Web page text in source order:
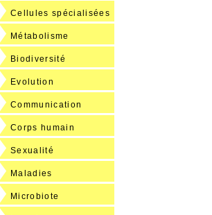
Cellules spécialisées
Métabolisme
Biodiversité
Evolution
Communication
Corps humain
Sexualité
Maladies
Microbiote